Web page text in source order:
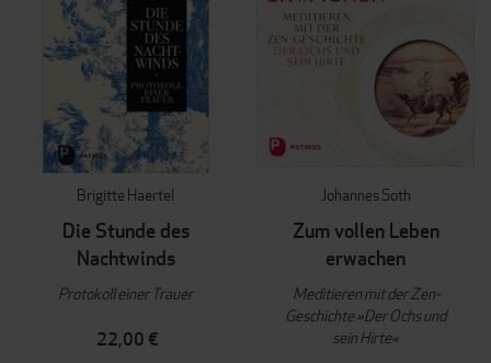
Brigitte Haertel
Die Stunde des
Nachtwinds
Protokoll einer Trauer
22,00 €
Johannes Soth
Zum vollen Leben
erwachen
Meditieren mit der Zen-
Geschichte »Der Ochs und
sein Hirte«